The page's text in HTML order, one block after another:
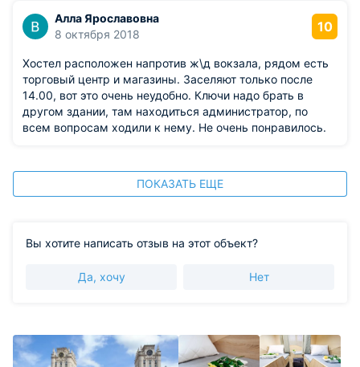
Алла Ярославовна
8 октября 2018
10
Хостел расположен напротив ж\д вокзала, рядом есть
торговый центр и магазины. Заселяют только после
14.00, вот это очень неудобно. Ключи надо брать в
другом здании, там находиться администратор, по
всем вопросам ходили к нему. Не очень понравилось.
ПОКАЗАТЬ ЕЩЕ
Вы хотите написать отзыв на этот объект?
Да, хочу Нет